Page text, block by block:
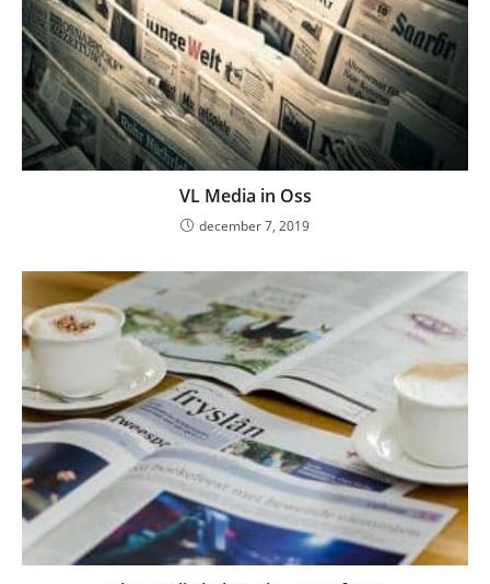
VL Media in Oss
december 7, 2019